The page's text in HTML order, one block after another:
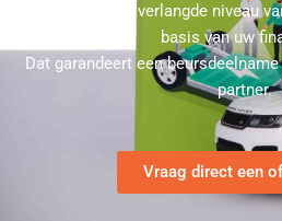
Kies hierbij het verlangde niveau
basis van uw
Dat garandeert een
partner.
Vraag direct een